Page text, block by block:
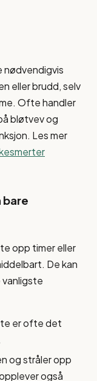
nødvendigvis
eller brudd, selv
Ofte handler
bløtvev og
Les mer
bare
opp timer eller
De kan
vanligste
er ofte det
og stråler opp
også